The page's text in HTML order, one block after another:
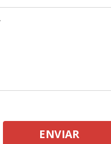
ENVIAR